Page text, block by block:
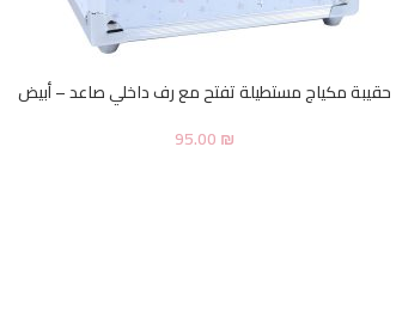
حقيبة مكياج مستطيلة تفتح مع رف داخلي صاعد – أبيض
95.00₪